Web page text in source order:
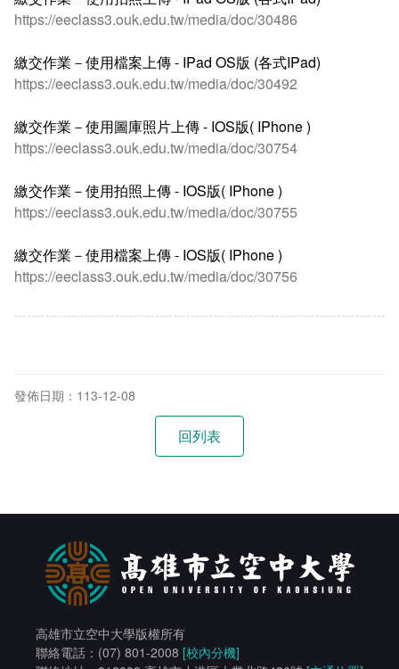
https://eeclass3.ouk.edu.tw/media/doc/30486
繳交作業－使用檔案上傳 - IPad OS版 (各式IPad)
https://eeclass3.ouk.edu.tw/media/doc/30492
繳交作業－使用圖庫照片上傳 - IOS版( IPhone )
https://eeclass3.ouk.edu.tw/media/doc/30754
繳交作業－使用拍照上傳 - IOS版( IPhone )
https://eeclass3.ouk.edu.tw/media/doc/30755
繳交作業－使用檔案上傳 - IOS版( IPhone )
https://eeclass3.ouk.edu.tw/media/doc/30756
發佈日期：113-12-08
高雄市立空中大學版權所有
聯絡電話：(07) 801-2008 [校內分機]